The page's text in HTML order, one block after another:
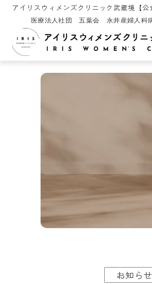
アイリスウィメンズクリニック武蔵境【
医療法人社団 五葉会 永井産婦人科
お知らせ